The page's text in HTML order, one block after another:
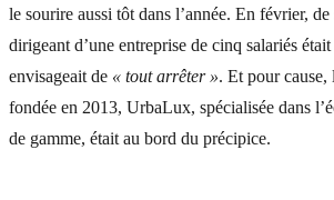
le sourire aussi tôt dans l’année. En février,
dirigeant d’une entreprise de cinq salariés était
envisageait de « tout arrêter ». Et pour cause,
fondée en 2013, UrbaLux, spécialisée dans
de gamme, était au bord du précipice.